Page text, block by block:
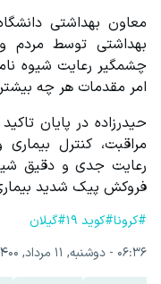
امر مقدمات هر چه بیشتر
فروکش پیک شدید
#کرونا#کوید 19
#گیلان
۰۶:۳۶ - دوشنبه, ۱۱ مرداد, ۱۴۰۰